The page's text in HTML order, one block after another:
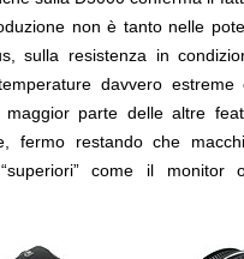
non è tanto nelle
sulla resistenza in
davvero
maggior parte delle altre
fermo restando che
come il